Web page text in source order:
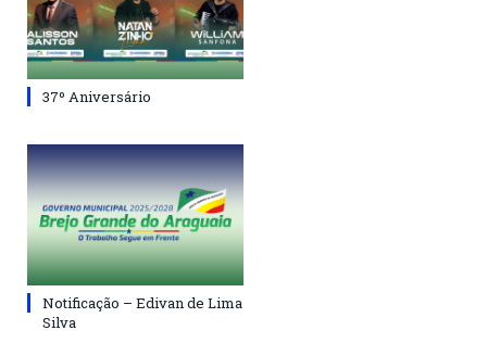
37º Aniversário
Notificação – Edivan de Lima
Silva